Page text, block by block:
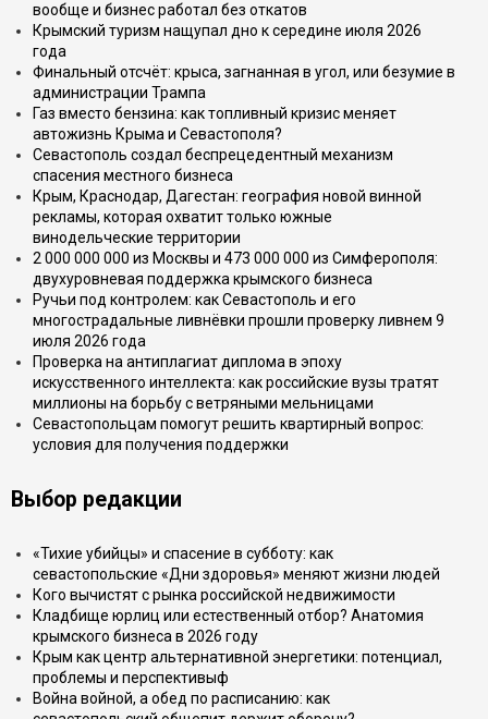
вообще и бизнес работал без откатов
Крымский туризм нащупал дно к середине июля 2026
года
Финальный отсчёт: крыса, загнанная в угол, или безумие в
администрации Трампа
Газ вместо бензина: как топливный кризис меняет
автожизнь Крыма и Севастополя?
Севастополь создал беспрецедентный механизм
спасения местного бизнеса
Крым, Краснодар, Дагестан: география новой винной
рекламы, которая охватит только южные
винодельческие территории
2 000 000 000 из Москвы и 473 000 000 из Симферополя:
двухуровневая поддержка крымского бизнеса
Ручьи под контролем: как Севастополь и его
многострадальные ливнёвки прошли проверку ливнем 9
июля 2026 года
Проверка на антиплагиат диплома в эпоху
искусственного интеллекта: как российские вузы тратят
миллионы на борьбу с ветряными мельницами
Севастопольцам помогут решить квартирный вопрос:
условия для получения поддержки
Выбор редакции
«Тихие убийцы» и спасение в субботу: как
севастопольские «Дни здоровья» меняют жизни людей
Кого вычистят с рынка российской недвижимости
Кладбище юрлиц или естественный отбор? Анатомия
крымского бизнеса в 2026 году
Крым как центр альтернативной энергетики: потенциал,
проблемы и перспективыф
Война войной, а обед по расписанию: как